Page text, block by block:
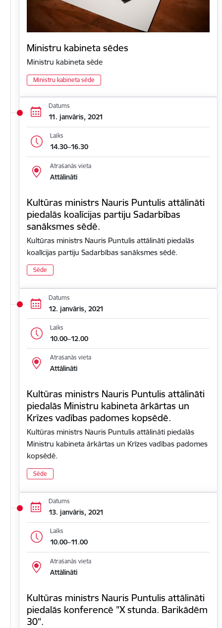
Ministru kabineta sēdes
Ministru kabineta sēde
Ministru kabineta sēde
Datums
11. janvāris, 2021
Laiks
14.30–16.30
Atrašanās vieta
Attālināti
Kultūras ministrs Nauris Puntulis attālināti
piedalās koalīcijas partiju Sadarbības
sanāksmes sēdē.
Kultūras ministrs Nauris Puntulis attālināti piedalās
koalīcijas partiju Sadarbības sanāksmes sēdē.
Sēde
Datums
12. janvāris, 2021
Laiks
10.00–12.00
Atrašanās vieta
Attālināti
Kultūras ministrs Nauris Puntulis attālināti
piedalās Ministru kabineta ārkārtas un
Krīzes vadības padomes kopsēdē.
Kultūras ministrs Nauris Puntulis attālināti piedalās
Ministru kabineta ārkārtas un Krīzes vadības padomes
kopsēdē.
Sēde
Datums
13. janvāris, 2021
Laiks
10.00–11.00
Atrašanās vieta
Attālināti
Kultūras ministrs Nauris Puntulis attālināti
piedalās konferencē "X stunda. Barikādēm
30".